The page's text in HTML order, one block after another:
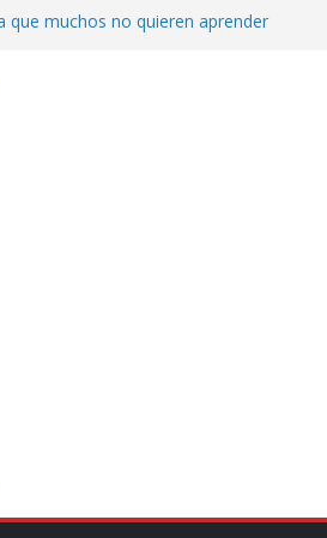
que muchos no quieren aprender